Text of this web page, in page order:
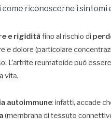
come riconoscerne i
e rigidità fino al rischio di
e dolore (particolare
L’artrite reumatoide può essere
vita.
autoimmune: infatti, accade
(membrana di tessuto